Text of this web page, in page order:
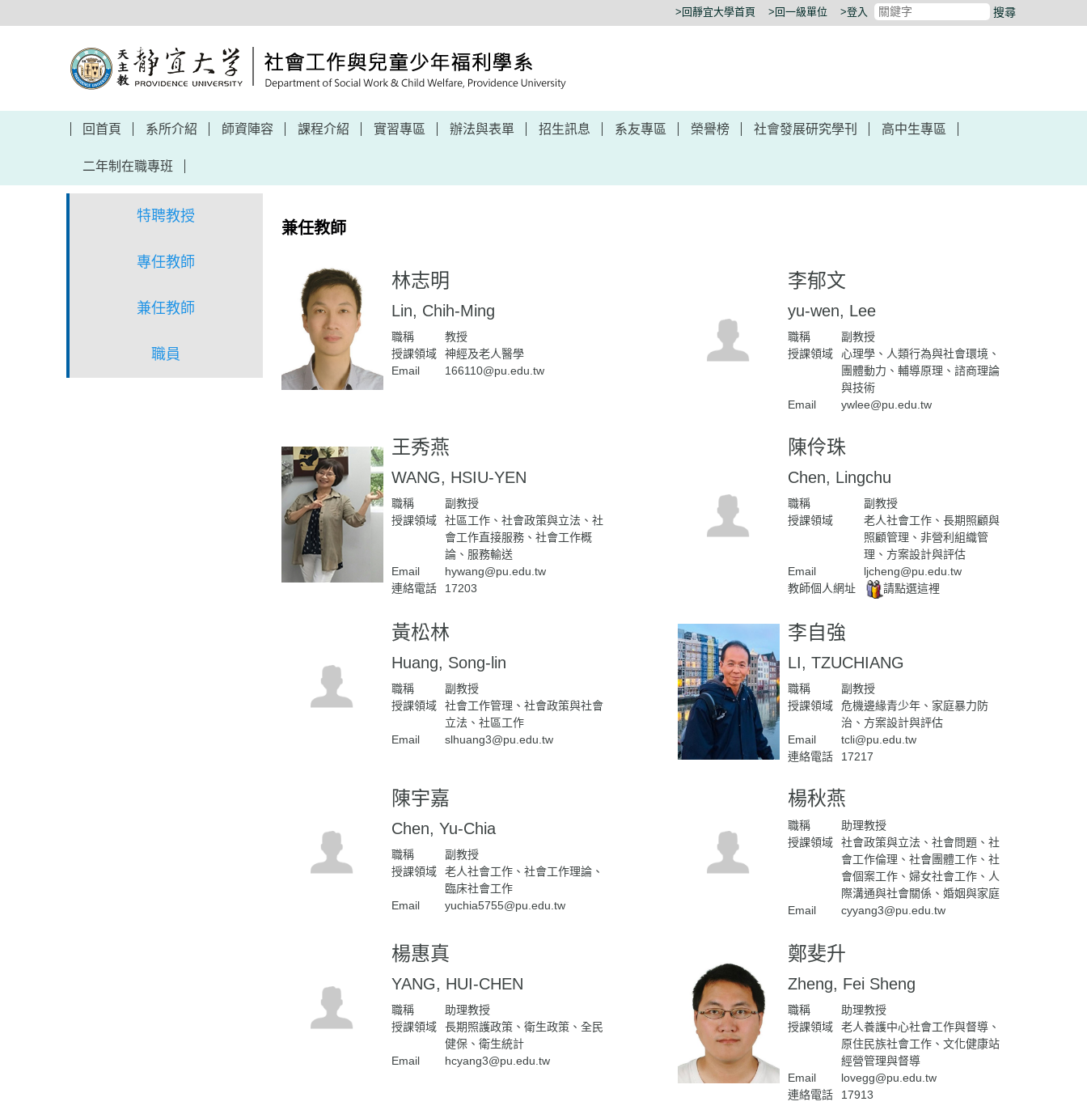
到
區
>回靜宜大學首頁 >回一級單位 >登入 搜尋
回首頁 系所介紹 師資陣容 課程介紹 實習專區 辦法與表單 招生訊息 系友專區 榮譽榜 社會發展研究學刊 高中生專區
二年制在職專班
特聘教授
專任教師
兼任教師
職員
兼任教師
林志明
Lin, Chih-Ming
職稱
教授
授課領域
神經及老人醫學
Email
166110@pu.edu.tw
李郁文
yu-wen, Lee
職稱
副教授
授課領域
心理學、人類行為與社會環境、
團體動力、輔導原理、諮商理論
與技術
Email
ywlee@pu.edu.tw
王秀燕
WANG, HSIU-YEN
職稱
副教授
授課領域
社區工作、社會政策與立法、社
會工作直接服務、社會工作概
論、服務輸送
Email
hywang@pu.edu.tw
連絡電話
17203
陳伶珠
Chen, Lingchu
職稱
副教授
授課領域
老人社會工作、長期照顧與
照顧管理、非營利組織管
理、方案設計與評估
Email
ljcheng@pu.edu.tw
教師個人網址
請點選這裡
黃松林
Huang, Song-lin
職稱
副教授
授課領域
社會工作管理、社會政策與社會
立法、社區工作
Email
slhuang3@pu.edu.tw
李自強
LI, TZUCHIANG
職稱
副教授
授課領域
危機邊緣青少年、家庭暴力防
治、方案設計與評估
Email
tcli@pu.edu.tw
連絡電話
17217
陳宇嘉
Chen, Yu-Chia
職稱
副教授
授課領域
老人社會工作、社會工作理論、
臨床社會工作
Email
yuchia5755@pu.edu.tw
楊秋燕
職稱
助理教授
授課領域
社會政策與立法、社會問題、社
會工作倫理、社會團體工作、社
會個案工作、婦女社會工作、人
際溝通與社會關係、婚姻與家庭
Email
cyyang3@pu.edu.tw
楊惠真
YANG, HUI-CHEN
職稱
助理教授
授課領域
長期照護政策、衛生政策、全民
健保、衛生統計
Email
hcyang3@pu.edu.tw
鄭斐升
Zheng, Fei Sheng
職稱
助理教授
授課領域
老人養護中心社會工作與督導、
原住民族社會工作、文化健康站
經營管理與督導
Email
lovegg@pu.edu.tw
連絡電話
17913